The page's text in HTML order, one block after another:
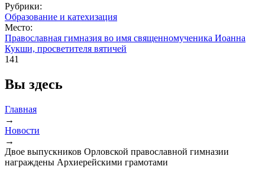
Рубрики:
Образование и катехизация
Место:
Православная гимназия во имя священномученика Иоанна
Кукши, просветителя вятичей
141
Вы здесь
Главная
→
Новости
→
Двое выпускников Орловской православной гимназии
награждены Архиерейскими грамотами